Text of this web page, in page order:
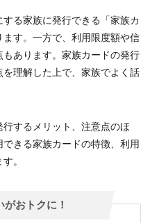
る家族に発行できる「家族カ
す。一方で、利用限度額や信
あります。家族カードの発行
理解した上で、家族でよく話
するメリット、注意点のほ
きる家族カードの特徴、利用
。
おトクに！